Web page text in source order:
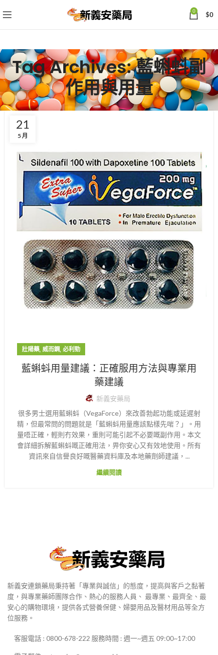
0 $0
Tag Archives: 藍蝌蚪副
作用與用量
21
5 月
壯陽藥, 威而鋼, 必利勁
藍蝌蚪用量建議：正確服用方法與專業用
藥建議
新義安藥局
很多男士選用藍蝌蚪（VegaForce）來改善勃起功能或延遲射
精，但最常問的問題就是「藍蝌蚪用量應該點樣先啱？」。用
量唔正確，輕則冇效果，重則可能引起不必要嘅副作用。本文
會詳細拆解藍蝌蚪嘅正確用法，畀你安心又有效地使用。所有
資訊來自信譽良好嘅醫藥資料庫及本地藥劑師建議，...
繼續閱讀
新義安連鎖藥局秉持著「專業與誠信」的態度，提高與客戶之黏著
度，與專業藥師團隊合作、熱心的服務人員、 最專業、最齊全、最
安心的購物環境，提供各式營養保健、婦嬰用品及醫材用品等全方
位服務。
客服電話 : 0800-678-222 服務時間 : 週一~週五 09:00~17:00